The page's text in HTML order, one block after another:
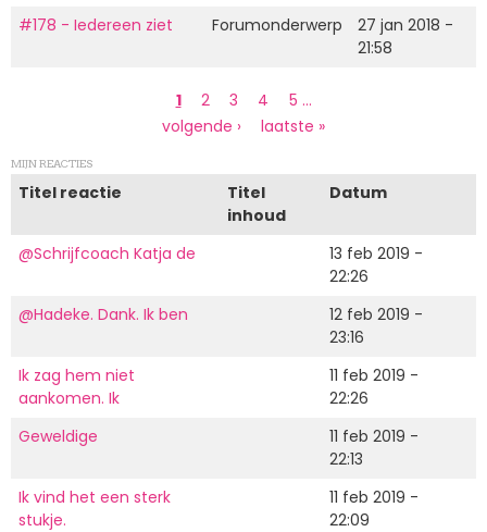
#178 - Iedereen ziet
Forumonderwerp
27 jan 2018 -
21:58
Huidige
pagina
1 Page
2 Page
3 Page
4 Page
5 …
Volgende
volgende ›
Laatste
laatste »
MIJN REACTIES
Titel reactie
Titel
inhoud
Datum
@Schrijfcoach Katja de
13 feb 2019 -
22:26
@Hadeke. Dank. Ik ben
12 feb 2019 -
23:16
Ik zag hem niet
aankomen. Ik
11 feb 2019 -
22:26
Geweldige
11 feb 2019 -
22:13
Ik vind het een sterk
stukje.
11 feb 2019 -
22:09